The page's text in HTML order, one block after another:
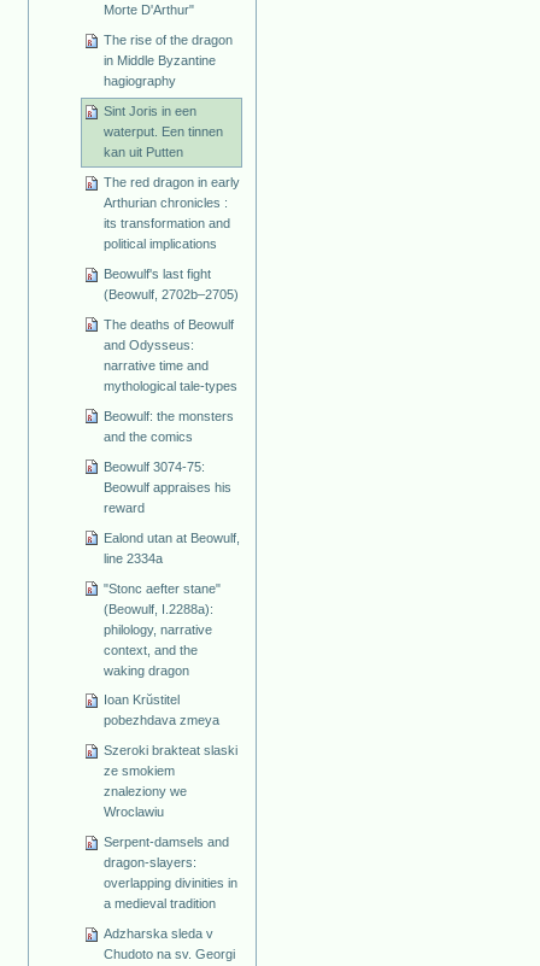
Morte D'Arthur"
The rise of the dragon
in Middle Byzantine
hagiography
Sint Joris in een
waterput. Een tinnen
kan uit Putten
The red dragon in early
Arthurian chronicles :
its transformation and
political implications
Beowulf's last fight
(Beowulf, 2702b–2705)
The deaths of Beowulf
and Odysseus:
narrative time and
mythological tale-types
Beowulf: the monsters
and the comics
Beowulf 3074-75:
Beowulf appraises his
reward
Ealond utan at Beowulf,
line 2334a
"Stonc aefter stane"
(Beowulf, I.2288a):
philology, narrative
context, and the
waking dragon
Ioan Krŭstitel
pobezhdava zmeya
Szeroki brakteat slaski
ze smokiem
znaleziony we
Wroclawiu
Serpent-damsels and
dragon-slayers:
overlapping divinities in
a medieval tradition
Adzharska sleda v
Chudoto na sv. Georgi